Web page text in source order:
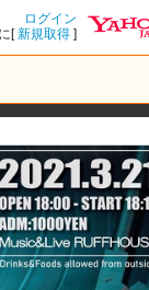
ログイン
[新規取得 ]